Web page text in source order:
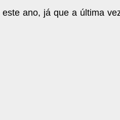
ano, já que a última